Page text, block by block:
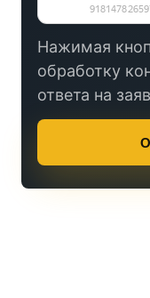
Нажимая
обработку
ответа на